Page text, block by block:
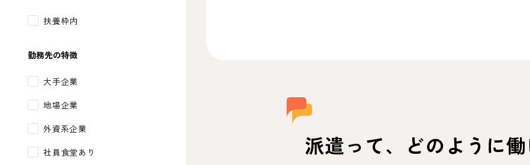
扶養枠内
勤務先の特徴
大手企業
地場企業
外資系企業
社員食堂あり 派遣って、 どのように